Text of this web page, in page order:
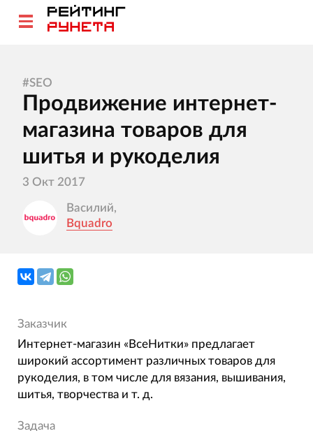
#SEO
Продвижение интернет-
магазина товаров для
шитья и рукоделия
3 Окт 2017
Василий,
Bquadro
Заказчик
Интернет-магазин «ВсеНитки» предлагает
широкий ассортимент различных товаров для
рукоделия, в том числе для вязания, вышивания,
шитья, творчества и т. д.
Задача